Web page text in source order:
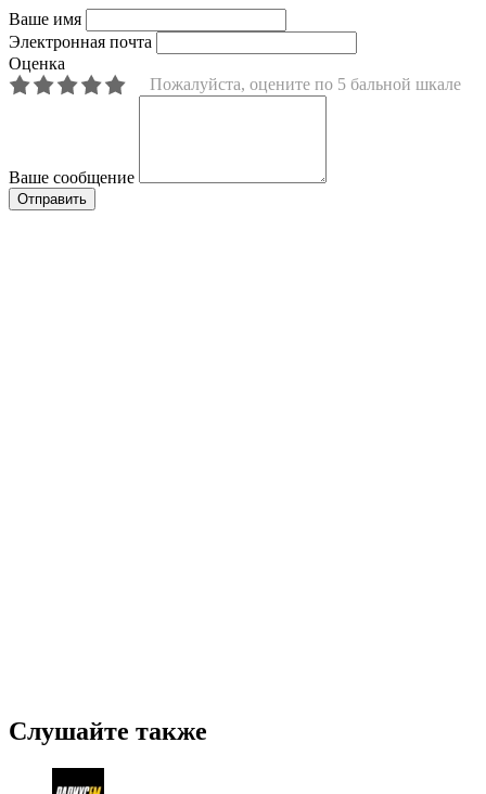
Ваше имя
Электронная почта
Оценка
Пожалуйста, оцените по 5 бальной шкале
Ваше сообщение
Слушайте также